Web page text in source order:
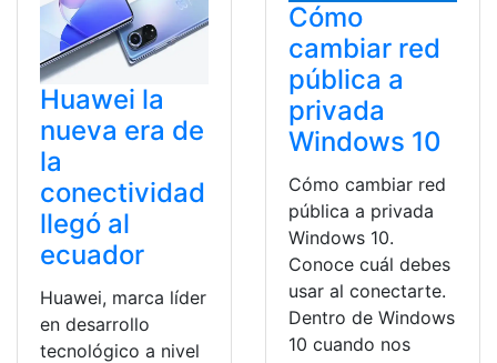
Huawei la
nueva era de
la
conectividad
llegó al
ecuador
Huawei, marca líder
en desarrollo
tecnológico a nivel
Cómo
cambiar red
pública a
privada
Windows 10
Cómo cambiar red
pública a privada
Windows 10.
Conoce cuál debes
usar al conectarte.
Dentro de Windows
10 cuando nos